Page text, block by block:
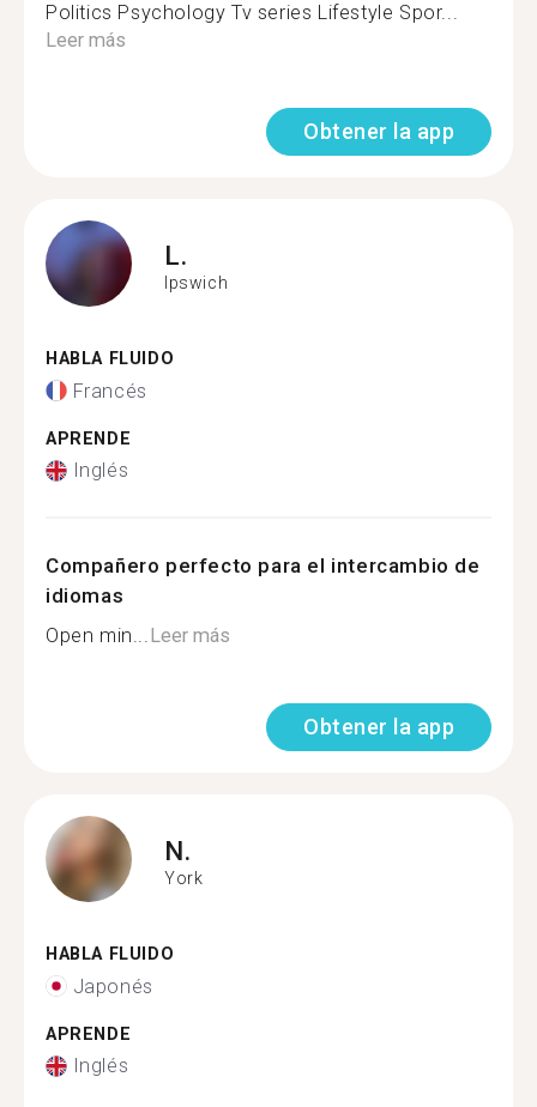
Politics Psychology Tv series Lifestyle Spor...
Leer más
Obtener la app
L.
Ipswich
HABLA FLUIDO
Francés
APRENDE
Inglés
Compañero perfecto para el intercambio de
idiomas
Open min...Leer más
Obtener la app
N.
York
HABLA FLUIDO
Japonés
APRENDE
Inglés